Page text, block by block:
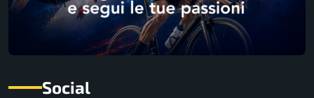
Social